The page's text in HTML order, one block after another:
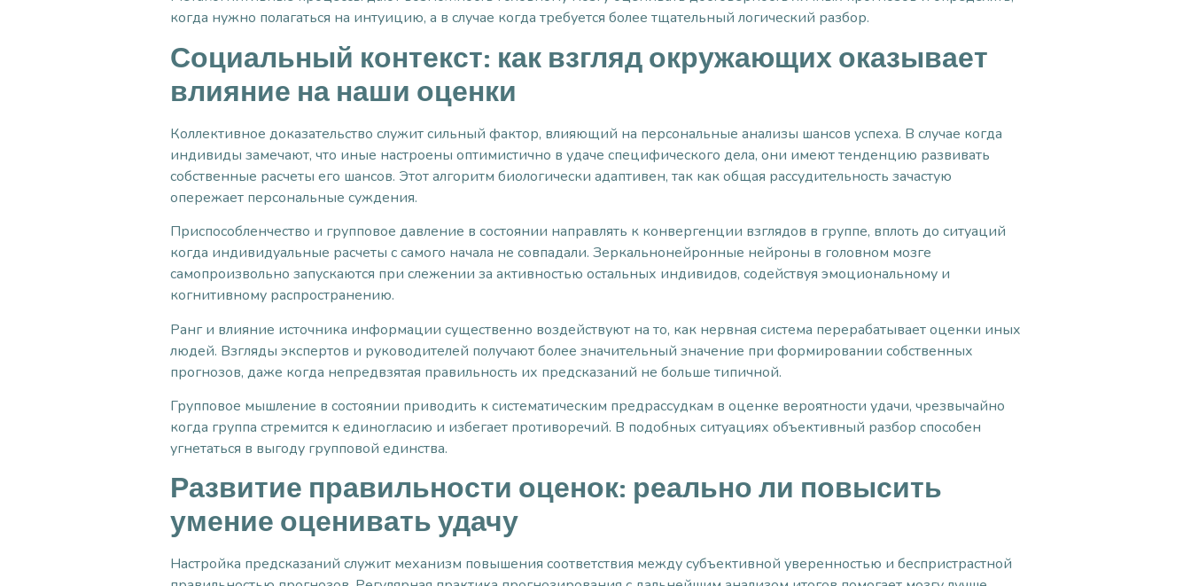
когда нужно полагаться на интуицию, а в случае когда требуется более тщательный логический разбор.
Социальный контекст: как взгляд окружающих оказывает
влияние на наши оценки
Коллективное доказательство служит сильный фактор, влияющий на персональные анализы шансов успеха. В случае когда
индивиды замечают, что иные настроены оптимистично в удаче специфического дела, они имеют тенденцию развивать
собственные расчеты его шансов. Этот алгоритм биологически адаптивен, так как общая рассудительность зачастую
опережает персональные суждения.
Приспособленчество и групповое давление в состоянии направлять к конвергенции взглядов в группе, вплоть до ситуаций
когда индивидуальные расчеты с самого начала не совпадали. Зеркальнонейронные нейроны в головном мозге
самопроизвольно запускаются при слежении за активностью остальных индивидов, содействуя эмоциональному и
когнитивному распространению.
Ранг и влияние источника информации существенно воздействуют на то, как нервная система перерабатывает оценки иных
людей. Взгляды экспертов и руководителей получают более значительный значение при формировании собственных
прогнозов, даже когда непредвзятая правильность их предсказаний не больше типичной.
Групповое мышление в состоянии приводить к систематическим предрассудкам в оценке вероятности удачи, чрезвычайно
когда группа стремится к единогласию и избегает противоречий. В подобных ситуациях объективный разбор способен
угнетаться в выгоду групповой единства.
Развитие правильности оценок: реально ли повысить
умение оценивать удачу
Настройка предсказаний служит механизм повышения соответствия между субъективной уверенностью и беспристрастной